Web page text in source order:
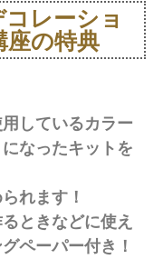
レーショ
の特典
しているカラー
なったキットを
れます！
ときなどに使え
ペーパー付き！